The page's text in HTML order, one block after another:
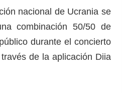
nacional de Ucrania se
combinación 50/50 de
durante el concierto
de la aplicación Diia